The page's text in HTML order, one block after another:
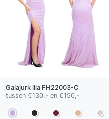
Galajurk lilaFH22003-C
tussen €130,- en €150,-